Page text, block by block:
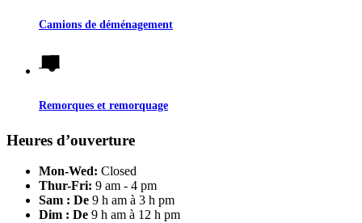
Camions de déménagement
Remorques et remorquage
Heures d’ouverture
Mon-Wed: Closed
Thur-Fri: 9 am - 4 pm
Sam : De 9 h am à 3 h pm
Dim : De 9 h am à 12 h pm